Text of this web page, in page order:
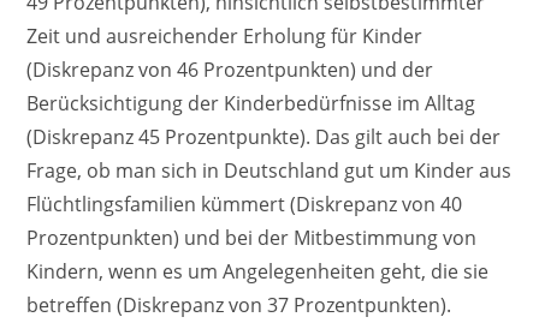
Zeit und ausreichender Erholung für Kinder
(Diskrepanz von 46 Prozentpunkten) und der
Berücksichtigung der Kinderbedürfnisse im Alltag
(Diskrepanz 45 Prozentpunkte). Das gilt auch bei der
Frage, ob man sich in Deutschland gut um Kinder aus
Flüchtlingsfamilien kümmert (Diskrepanz von 40
Prozentpunkten) und bei der Mitbestimmung von
Kindern, wenn es um Angelegenheiten geht, die sie
betreffen (Diskrepanz von 37 Prozentpunkten).